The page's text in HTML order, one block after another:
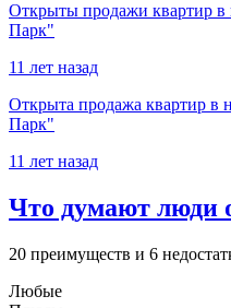
Открыты продажи квартир
Парк"
11 лет назад
Открыта продажа квартир
Парк"
11 лет назад
Что думают люди
20 преимуществ и 6
Любые